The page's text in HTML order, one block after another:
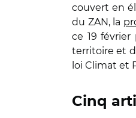
couvert en
du ZAN, la
ce 19 février
territoire et
loi Climat et
Cinq